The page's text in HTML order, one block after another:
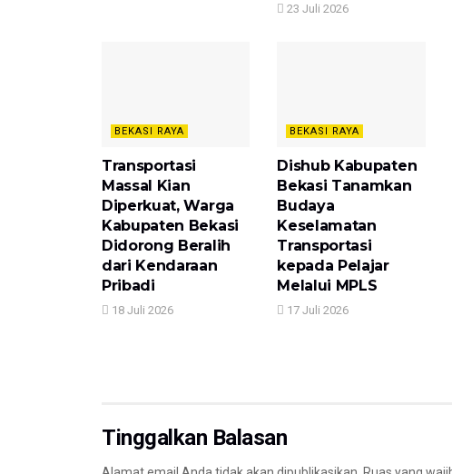
23 Juli 2026
BEKASI RAYA
Transportasi
Massal Kian
Diperkuat, Warga
Kabupaten Bekasi
Didorong Beralih
dari Kendaraan
Pribadi
18 Juli 2026
BEKASI RAYA
Dishub Kabupaten
Bekasi Tanamkan
Budaya
Keselamatan
Transportasi
kepada Pelajar
Melalui MPLS
17 Juli 2026
Tinggalkan Balasan